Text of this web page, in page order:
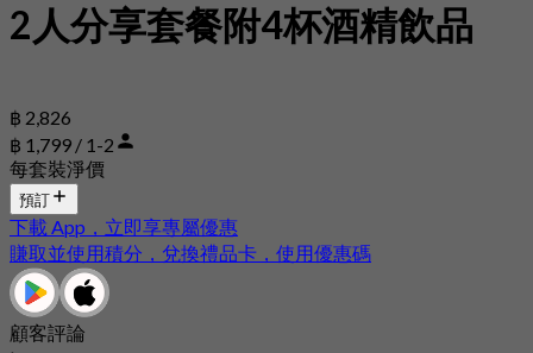
2人分享套餐附4杯酒精飲品
฿ 2,826
฿ 1,799 / 1-2
每套裝淨價
預訂
下載 App，立即享專屬優惠
賺取並使用積分，兌換禮品卡，使用優惠碼
顧客評論